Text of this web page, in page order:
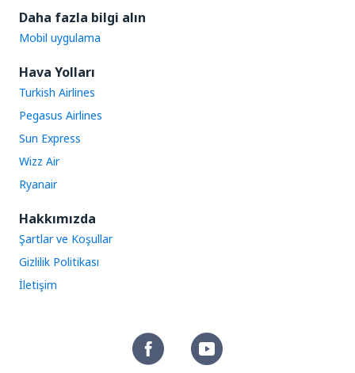
Daha fazla bilgi alın
Mobil uygulama
Hava Yolları
Turkish Airlines
Pegasus Airlines
Sun Express
Wizz Air
Ryanair
Hakkımızda
Şartlar ve Koşullar
Gizlilik Politikası
İletişim